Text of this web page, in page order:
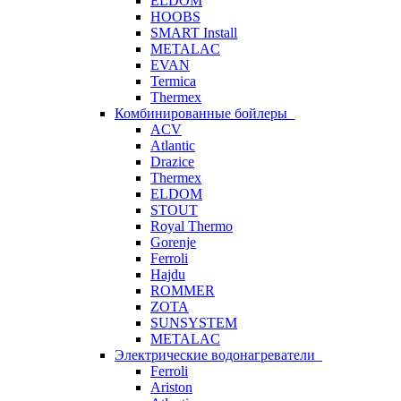
HOOBS
SMART Install
METALAC
EVAN
Termica
Thermex
Комбинированные бойлеры
ACV
Atlantic
Drazice
Thermex
ELDOM
STOUT
Royal Thermo
Gorenje
Ferroli
Hajdu
ROMMER
ZOTA
SUNSYSTEM
METALAC
Электрические водонагреватели
Ferroli
Ariston